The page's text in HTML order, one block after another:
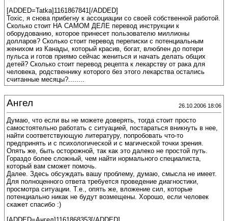
[ADDED=Tatka]1161867841[/ADDED]
Toxic, я снова прибегну к ассоциации со своей собственной работой.
Сколько стоит НА САМОМ ДЕЛЕ перевод инструкции к
оборудованию, которое принесет пользователю миллионы
долларов? Сколько стоит перевод переписки с потенциальным
женихом из Канады, который красив, богат, влюблен до потери
пульса и готов приямо сейчас жениться и начать делать общих
детей? Сколько стоит перевод рецепта к лекарству от рака для
человека, родственнику которого без этого лекарства остались
считанные месяцы?........
Ангел 26.10.2006 18:06
Думаю, что если вы не можете доверять, тогда стоит просто
самостоятельно работать с ситуацией, постараться вникнуть в нее,
найти соответствующую литературу, попробовать что-то
предпринять и с психологической и с магической точки зрения.
Опять же, быть осторожной, так как это далеко не простой путь.
Гораздо более сложный, чем найти нормального специалиста,
который вам сможет помочь.
Далее. Здесь обсуждать вашу проблему, думаю, смысла не имеет.
Для полноценного ответа требуется проведение диагностики,
просмотра ситуации. Т.е., опять же, вложение сил, которые
потенциально никак не будут возмещены. Хорошо, если человек
скажет спасибо :)